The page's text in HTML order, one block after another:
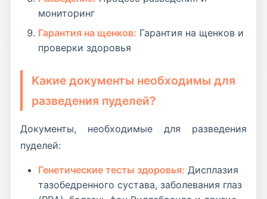
дайте объявление курьерам, таксистам,
почтальонам. Они постоянно в
движении и могут заметить собаку.
минута на счету, и тысячи людей готовы вам
помочь. Верните своего друга домой.
мониторинг
Гарантия на щенков: Гарантия на щенков и
проверки здоровья
Какие документы необходимы для
разведения пуделей?
Документы, необходимые для разведения
пуделей:
Генетические тесты здоровья: Дисплазия
тазобедренного сустава, заболевания глаз